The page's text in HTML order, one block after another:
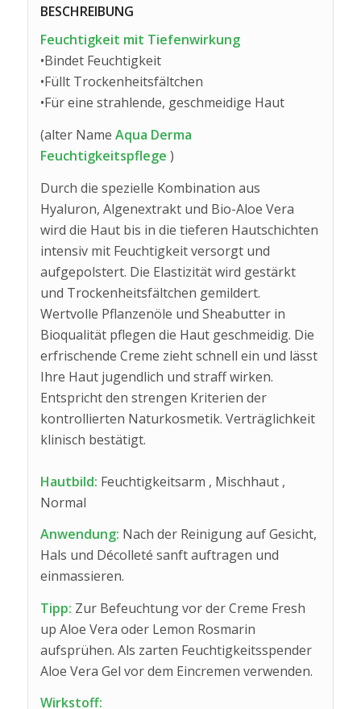
BESCHREIBUNG
Feuchtigkeit mit Tiefenwirkung
•Bindet Feuchtigkeit
•Füllt Trockenheitsfältchen
•Für eine strahlende, geschmeidige Haut
(alter Name Aqua Derma
Feuchtigkeitspflege )
Durch die spezielle Kombination aus
Hyaluron, Algenextrakt und Bio-Aloe Vera
wird die Haut bis in die tieferen Hautschichten
intensiv mit Feuchtigkeit versorgt und
aufgepolstert. Die Elastizität wird gestärkt
und Trockenheitsfältchen gemildert.
Wertvolle Pflanzenöle und Sheabutter in
Bioqualität pflegen die Haut geschmeidig. Die
erfrischende Creme zieht schnell ein und lässt
Ihre Haut jugendlich und straff wirken.
Entspricht den strengen Kriterien der
kontrollierten Naturkosmetik. Verträglichkeit
klinisch bestätigt.
Hautbild: Feuchtigkeitsarm , Mischhaut ,
Normal
Anwendung: Nach der Reinigung auf Gesicht,
Hals und Décolleté sanft auftragen und
einmassieren.
Tipp: Zur Befeuchtung vor der Creme Fresh
up Aloe Vera oder Lemon Rosmarin
aufsprühen. Als zarten Feuchtigkeitsspender
Aloe Vera Gel vor dem Eincremen verwenden.
Wirkstoff: